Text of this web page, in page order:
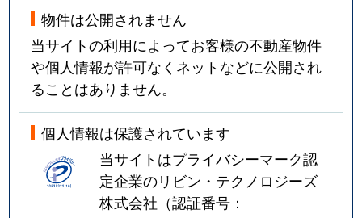
物件は公開されません
当サイトの利用によってお客様の不動産物件
や個人情報が許可なくネットなどに公開され
ることはありません。
個人情報は保護されています
当サイトはプライバシーマーク認
定企業のリビン・テクノロジーズ
株式会社（認証番号：